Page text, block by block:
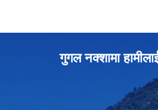
गुगल नक्शामा